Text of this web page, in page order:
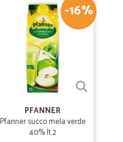
-16%
PFANNER
Pfanner succo mela verde
40% lt.2